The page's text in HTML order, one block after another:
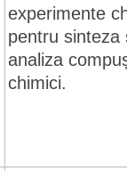
experimente
pentru sinteza
analiza
chimici.